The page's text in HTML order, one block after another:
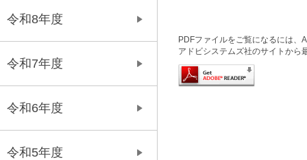
PDFファイルをご覧になるには
アドビシステムズ社のサイトから
令和8年度
令和7年度
令和6年度
令和5年度